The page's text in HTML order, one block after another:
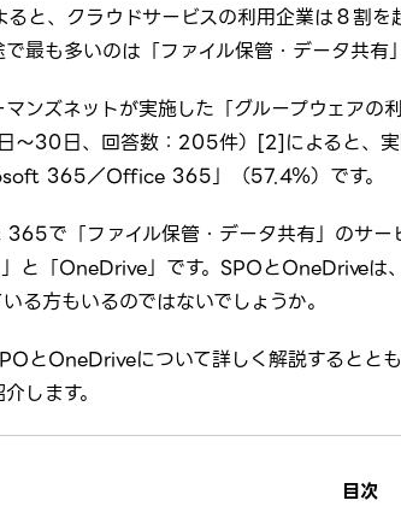
と、クラウドサービスの利用企業は８割
最も多いのは「ファイル保管・データ共有
マンズネットが実施した「グループウェア
～30日、回答数：205件）[2]によると、実
365／Office 365」（57.4％）です。
で「ファイル保管・データ共有」のサ
と「OneDrive」です。SPOとOneDriveは
る方もいるのではないでしょうか。
とOneDriveについて詳しく解説するとと
します。
目次